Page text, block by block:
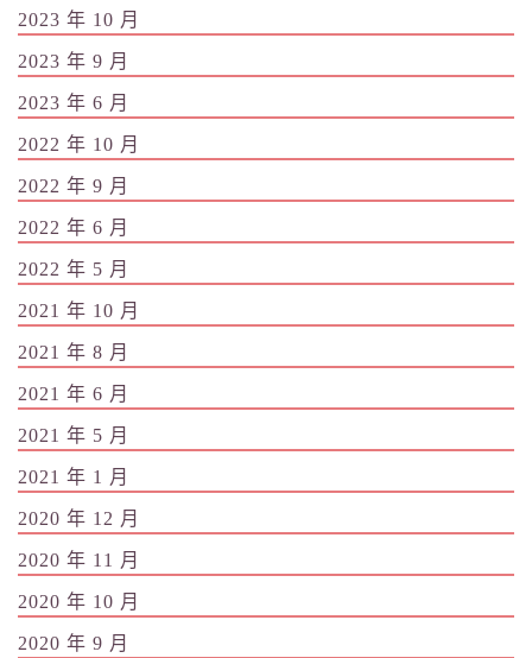
2023 年 10 月
2023 年 9 月
2023 年 6 月
2022 年 10 月
2022 年 9 月
2022 年 6 月
2022 年 5 月
2021 年 10 月
2021 年 8 月
2021 年 6 月
2021 年 5 月
2021 年 1 月
2020 年 12 月
2020 年 11 月
2020 年 10 月
2020 年 9 月